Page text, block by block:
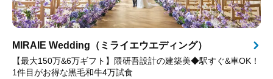
MIRAIE Wedding（ミライエウエディング）
【最大150万&6万ギフト】隈研吾設計の建築美◆駅すぐ&車OK！
1件目がお得な黒毛和牛4万試食